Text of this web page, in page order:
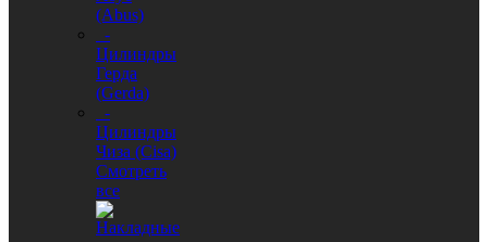
(Abus)
-
Цилиндры
Герда
(Gerda)
-
Цилиндры
Чиза (Cisa)
Смотреть
все